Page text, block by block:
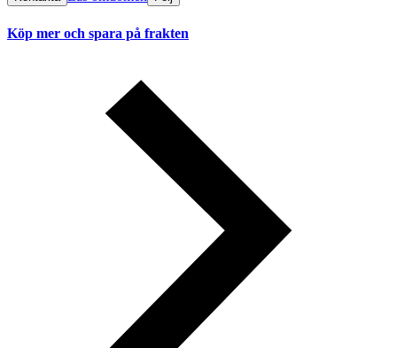
Köp mer och spara på frakten